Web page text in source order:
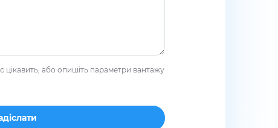
або опишіть параметри вантажу